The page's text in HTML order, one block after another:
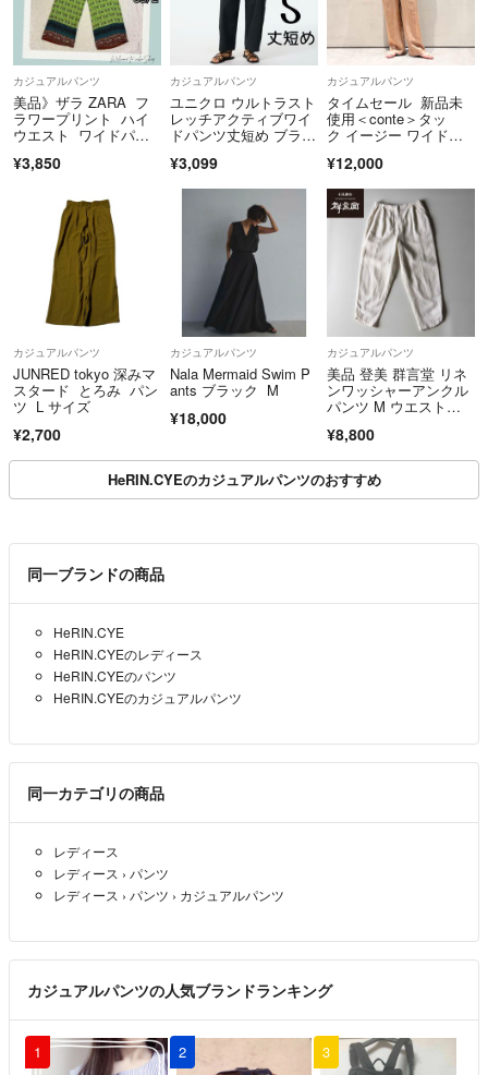
カジュアルパンツ
美品》ザラ ZARA フ
ラワープリント ハイ
ウエスト ワイドパン
ツ US/L 総柄 花
¥3,850
カジュアルパンツ
ユニクロ ウルトラスト
レッチアクティブワイ
ドパンツ丈短め ブラッ
¥3,099
カジュアルパンツ
タイムセール 新品未
使用＜conte＞タッ
ク イージー ワイドパ
¥12,000
カジュアルパンツ
JUNRED tokyo 深みマ
スタード とろみ パン
ツ L サイズ
¥2,700
カジュアルパンツ
Nala Mermaid Swim P
ants ブラック M
¥18,000
カジュアルパンツ
美品 登美 群言堂 リネ
ンワッシャーアンクル
パンツ M ウエストゴ
¥8,800
HeRIN.CYEのカジュアルパンツのおすすめ
同一ブランドの商品
HeRIN.CYE
HeRIN.CYEのレディース
HeRIN.CYEのパンツ
HeRIN.CYEのカジュアルパンツ
同一カテゴリの商品
レディース
レディース › パンツ
レディース › パンツ › カジュアルパンツ
カジュアルパンツの人気ブランドランキング
1 2 3